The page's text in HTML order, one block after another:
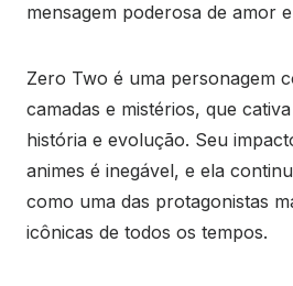
mensagem poderosa de amor
Zero Two é uma personagem
camadas e mistérios, que
história e evolução. Seu
animes é inegável, e ela
como uma das protagonistas
icônicas de todos os tempos.